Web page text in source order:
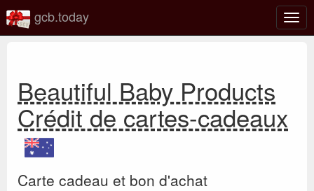
la
gcb.today
Beautiful Baby Products
Crédit de cartes-cadeaux
Carte cadeau et bon d'achat